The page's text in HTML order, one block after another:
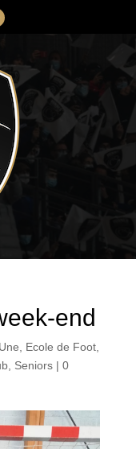
end
, Ecole de Foot,
, Seniors| 0